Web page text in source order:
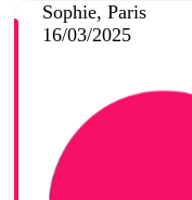
Sophie, Paris
16/03/2025